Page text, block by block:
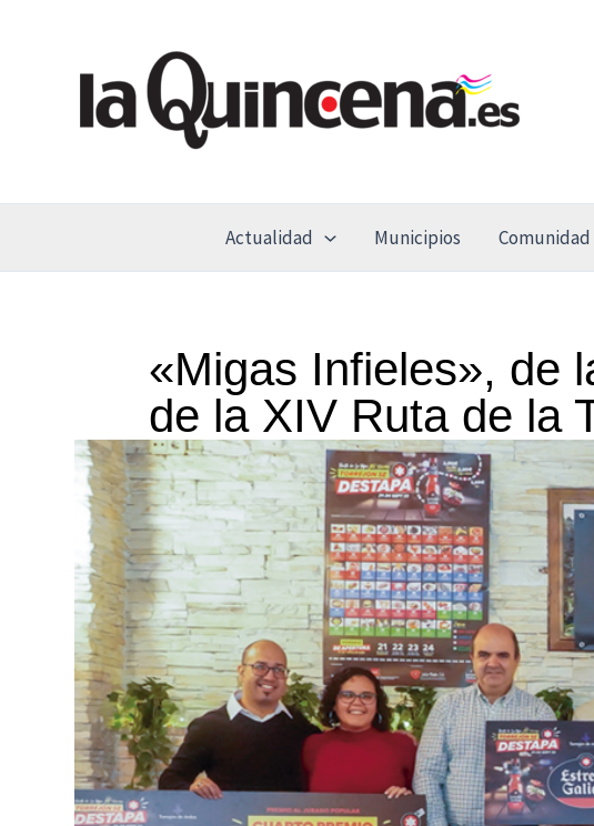
contenido
Actualidad Municipios
«Migas Infieles», de
de la XIV Ruta de la